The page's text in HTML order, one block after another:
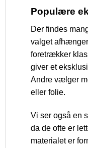
Populære
Der findes
valget
foretrækker
giver et
Andre vælger
eller folie.
Vi ser også en
da de ofte er
materialet er